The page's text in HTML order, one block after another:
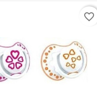
favorite_border